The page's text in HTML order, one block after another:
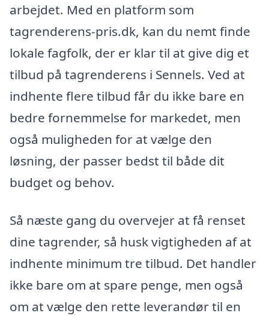
arbejdet. Med en platform som
tagrenderens-pris.dk, kan du nemt finde
lokale fagfolk, der er klar til at give dig et
tilbud på tagrenderens i Sennels. Ved at
indhente flere tilbud får du ikke bare en
bedre fornemmelse for markedet, men
også muligheden for at vælge den
løsning, der passer bedst til både dit
budget og behov.
Så næste gang du overvejer at få renset
dine tagrender, så husk vigtigheden af at
indhente minimum tre tilbud. Det handler
ikke bare om at spare penge, men også
om at vælge den rette leverandør til en